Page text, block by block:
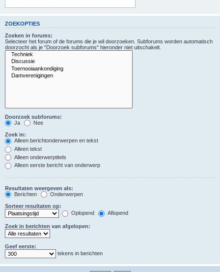
ZOEKOPTIES
Zoeken in forums:
Selecteer het forum of de forums die je wil doorzoeken. Subforums worden automatisch
doorzocht als je “Doorzoek subforums“ hieronder niet uitschakelt.
Doorzoek subforums:
Ja
Nee
Zoek in:
Alleen berichtonderwerpen en tekst
Alleen tekst
Alleen onderwerptitels
Alleen eerste bericht van onderwerp
Resultaten weergeven als:
Berichten
Onderwerpen
Sorteer resultaten op:
Oplopend
Aflopend
Zoek in berichten van afgelopen:
Geef eerste:
tekens in berichten